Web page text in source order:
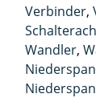
Verbinder,
Wandler,